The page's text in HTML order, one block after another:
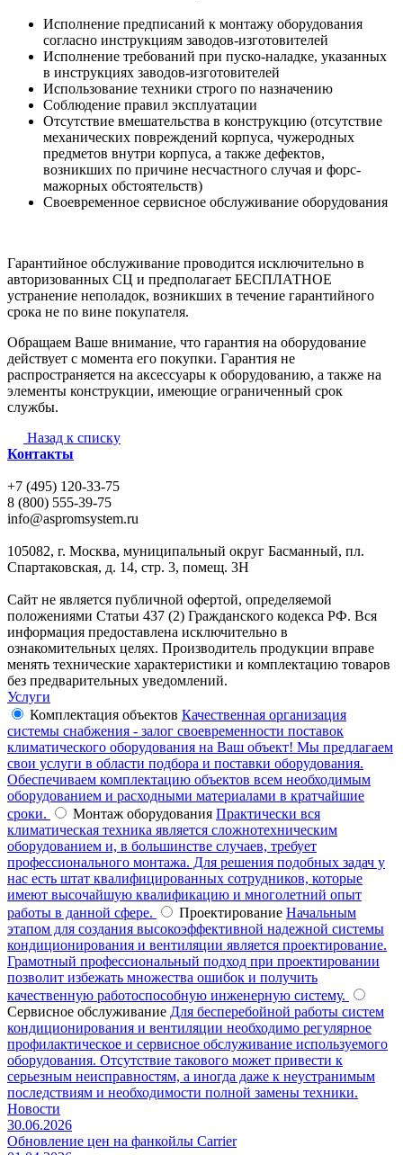
Исполнение предписаний к монтажу оборудования
согласно инструкциям заводов-изготовителей
Исполнение требований при пуско-наладке, указанных
в инструкциях заводов-изготовителей
Использование техники строго по назначению
Соблюдение правил эксплуатации
Отсутствие вмешательства в конструкцию (отсутствие
механических повреждений корпуса, чужеродных
предметов внутри корпуса, а также дефектов,
возникших по причине несчастного случая и форс-
мажорных обстоятельств)
Своевременное сервисное обслуживание оборудования
Гарантийное обслуживание проводится исключительно в
авторизованных СЦ и предполагает БЕСПЛАТНОЕ
устранение неполадок, возникших в течение гарантийного
срока не по вине покупателя.
Обращаем Ваше внимание, что гарантия на оборудование
действует с момента его покупки. Гарантия не
распространяется на аксессуары к оборудованию, а также на
элементы конструкции, имеющие ограниченный срок
службы.
Назад к списку
Контакты
+7 (495) 120-33-75
8 (800) 555-39-75
info@aspromsystem.ru
105082, г. Москва, муниципальный округ Басманный, пл.
Спартаковская, д. 14, стр. 3, помещ. 3Н
Сайт не является публичной офертой, определяемой
положениями Статьи 437 (2) Гражданского кодекса РФ. Вся
информация предоставлена исключительно в
ознакомительных целях. Производитель продукции вправе
менять технические характеристики и комплектацию товаров
без предварительных уведомлений.
Услуги
Комплектация объектов Качественная организация
системы снабжения - залог своевременности поставок
климатического оборудования на Ваш объект! Мы предлагаем
свои услуги в области подбора и поставки оборудования.
Обеспечиваем комплектацию объектов всем необходимым
оборудованием и расходными материалами в кратчайшие
сроки.
Монтаж оборудования Практически вся
климатическая техника является сложнотехническим
оборудованием и, в большинстве случаев, требует
профессионального монтажа. Для решения подобных задач у
нас есть штат квалифицированных сотрудников, которые
имеют высочайшую квалификацию и многолетний опыт
работы в данной сфере.
Проектирование Начальным
этапом для создания высокоэффективной надежной системы
кондиционирования и вентиляции является проектирование.
Грамотный профессиональный подход при проектировании
позволит избежать множества ошибок и получить
качественную работоспособную инженерную систему.
Сервисное обслуживание Для бесперебойной работы систем
кондиционирования и вентиляции необходимо регулярное
профилактическое и сервисное обслуживание используемого
оборудования. Отсутствие такового может привести к
серьезным неисправностям, а иногда даже к неустранимым
последствиям и необходимости полной замены техники.
Новости
30.06.2026
Обновление цен на фанкойлы Carrier